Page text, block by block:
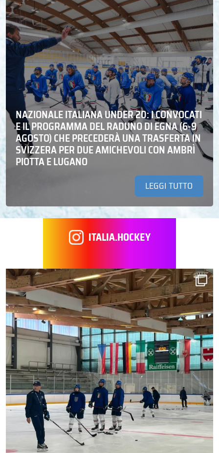
NAZIONALE ITALIANA UNDER 20: I CONVOCATI
E IL PROGRAMMA DEL RADUNO DI EGNA (6-9
AGOSTO) CHE PRECEDERÀ UNA TRASFERTA IN
SVIZZERA PER DUE AMICHEVOLI CON AMBRÌ
PIOTTA E LUGANO
LEGGI TUTTO
ITALIA.HOCKEY